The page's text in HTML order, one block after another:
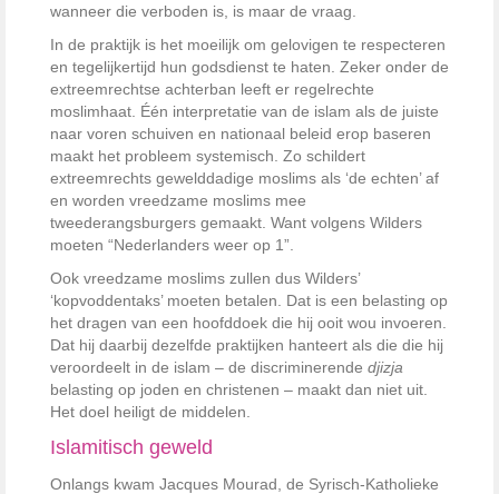
wanneer die verboden is, is maar de vraag.
In de praktijk is het moeilijk om gelovigen te respecteren
en tegelijkertijd hun godsdienst te haten. Zeker onder de
extreemrechtse achterban leeft er regelrechte
moslimhaat. Één interpretatie van de islam als de juiste
naar voren schuiven en nationaal beleid erop baseren
maakt het probleem systemisch. Zo schildert
extreemrechts gewelddadige moslims als ‘de echten’ af
en worden vreedzame moslims mee
tweederangsburgers gemaakt. Want volgens Wilders
moeten “Nederlanders weer op 1”.
Ook vreedzame moslims zullen dus Wilders’
‘kopvoddentaks’ moeten betalen. Dat is een belasting op
het dragen van een hoofddoek die hij ooit wou invoeren.
Dat hij daarbij dezelfde praktijken hanteert als die die hij
veroordeelt in de islam – de discriminerende djizja
belasting op joden en christenen – maakt dan niet uit.
Het doel heiligt de middelen.
Islamitisch geweld
Onlangs kwam Jacques Mourad, de Syrisch-Katholieke